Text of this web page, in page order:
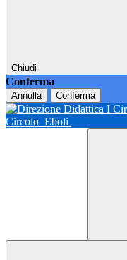
Chiudi
Conferma
Annulla Conferma
Circolo Eboli